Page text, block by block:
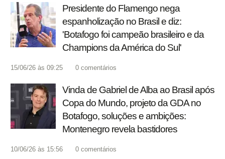
Presidente do Flamengo nega
espanholização no Brasil e diz:
'Botafogo foi campeão brasileiro e da
Champions da América do Sul'
15/06/26 às 09:25 0 comentários
Vinda de Gabriel de Alba ao Brasil após
Copa do Mundo, projeto da GDA no
Botafogo, soluções e ambições:
Montenegro revela bastidores
10/06/26 às 15:56 0 comentários